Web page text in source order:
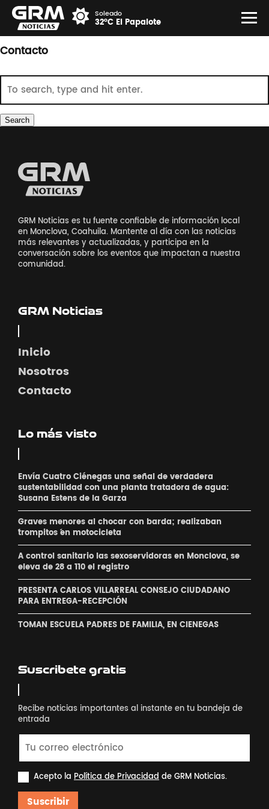
Soleado
32°C El Papalote
Contacto
Search
GRM Noticias es tu fuente confiable de información local
en Monclova, Coahuila. Mantente al día con las noticias
más relevantes y actualizadas, y participa en la
conversación sobre los eventos que impactan a nuestra
comunidad.
GRM Noticias
Inicio
Nosotros
Contacto
Lo más visto
Envía Cuatro Ciénegas una señal de verdadera
sustentabilidad con una planta tratadora de agua:
Susana Estens de la Garza
Graves menores al chocar con barda; realizaban
´trompitos ´en motocicleta
A control sanitario las sexoservidoras en Monclova, se
eleva de 28 a 110 el registro
PRESENTA CARLOS VILLARREAL CONSEJO CIUDADANO
PARA ENTREGA-RECEPCIÓN
TOMAN ESCUELA PADRES DE FAMILIA, EN CIENEGAS
Suscribete gratis
Recibe noticias importantes al instante en tu bandeja de
entrada
Acepto la Política de Privacidadde GRM Noticias.
Suscribir